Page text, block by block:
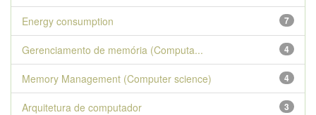
7
Energy consumption
4
Gerenciamento de memória (Computa...
4
Memory Management (Computer science)
3
Arquitetura de computador